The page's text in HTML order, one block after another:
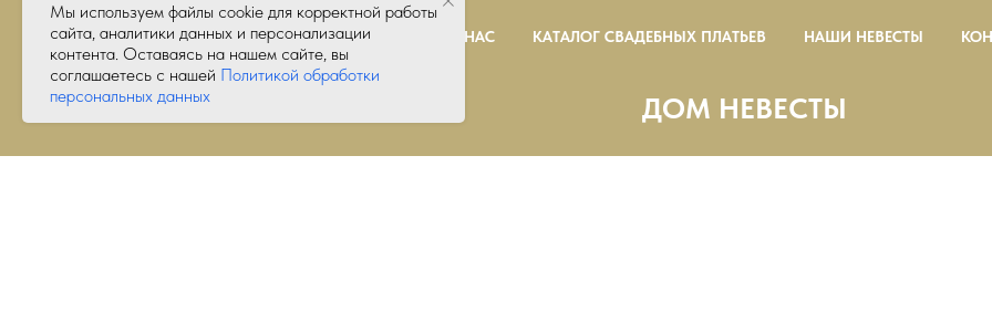
О НАС КАТАЛОГ СВАДЕБНЫХ ПЛАТЬЕВ НАШИ НЕВЕСТЫ
ДОМ НЕВЕСТЫ
Мы используем файлы cookie для корректной работы
сайта, аналитики данных и персонализации
контента. Оставаясь на нашем сайте, вы
соглашаетесь с нашей Политикой обработки
персональных данных